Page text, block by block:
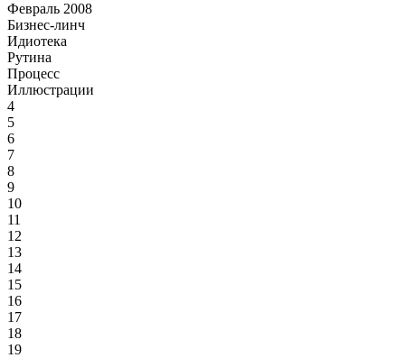
Февраль 2008
Бизнес-линч
Идиотека
Рутина
Процесс
Иллюстрации
4
5
6
7
8
9
10
11
12
13
14
15
16
17
18
19